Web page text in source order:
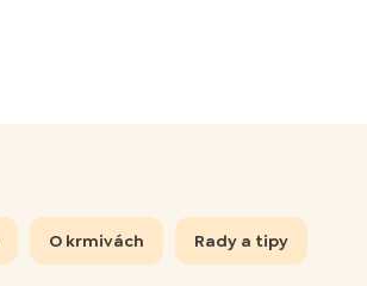
O krmivách Rady a tipy